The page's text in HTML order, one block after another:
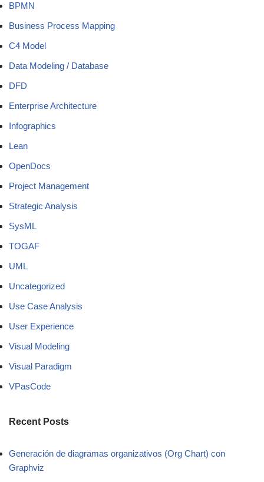
BPMN
Business Process Mapping
C4 Model
Data Modeling / Database
DFD
Enterprise Architecture
Infographics
Lean
OpenDocs
Project Management
Strategic Analysis
SysML
TOGAF
UML
Uncategorized
Use Case Analysis
User Experience
Visual Modeling
Visual Paradigm
VPasCode
Recent Posts
Generación de diagramas organizativos (Org Chart) con
Graphviz